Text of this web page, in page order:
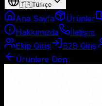
🇹🇷Türkçe
Ana Sayfa Ürünler
Hakkımızda
İletişim
Ekip Girişi
B2B Giriş
Ürünlere Dön